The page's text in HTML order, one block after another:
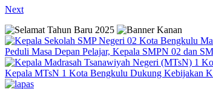
Next
Peduli Masa Depan Pelajar, Kepala SMPN 02 dan
Kepala MTsN 1 Kota Bengkulu Dukung Kebijakan